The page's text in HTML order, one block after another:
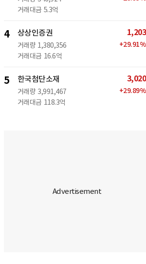
거래대금 5.3억
4 상상인증권
거래량 1,380,356
거래대금 16.6억
1,203
+29.91%
5 한국첨단소재
거래량 3,991,467
거래대금 118.3억
3,020
+29.89%